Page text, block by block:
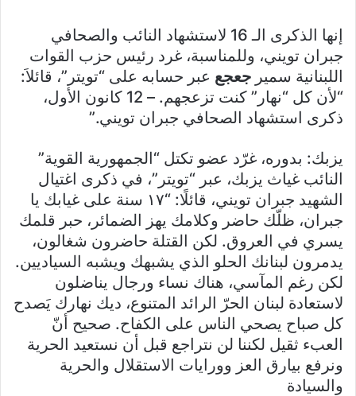
إنها الذكرى الـ 16 لاستشهاد النائب والصحافي
جبران تويني، وللمناسبة، غرد رئيس حزب القوات
اللبنانية سمير جعجع عبر حسابه على “تويتر”، قائلاَ:
“لأن كل “نهار” كنت تزعجهم. – 12 كانون الأول،
ذكرى استشهاد الصحافي جبران تويني.”
يزبك: بدوره، غرّد عضو تكتل “الجمهورية القوية”
النائب غياث يزبك، عبر “تويتر”، في ذكرى اغتيال
الشهيد جبران تويني، قائلًا: “١٧ سنة على غيابك يا
جبران، ظلّك حاضر وكلامك يهز الضمائر، حبر قلمك
يسري في العروق. لكن القتلة حاضرون شغالون،
يدمرون لبنانك الحلو الذي يشبهك ويشبه السياديين.
لكن رغم المآسي، هناك نساء ورجال يناضلون
لاستعادة لبنان الحرّ الرائد المتنوع، ديك نهارك يَصدح
كل صباح يصحي الناس على الكفاح. صحيح أنّ
العبء ثقيل لكننا لن نتراجع قبل أن نستعيد الحرية
ونرفع بيارق العز وورايات الاستقلال والحرية
والسيادة